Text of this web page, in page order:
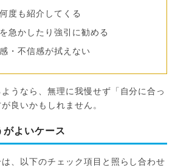
度も紹介してくる
急かしたり強引に勧める
・不信感が拭えない
うなら、無理に我慢せず「自分に合っ
良いかもしれません。
がよいケース
、以下のチェック項目と照らし合わせ